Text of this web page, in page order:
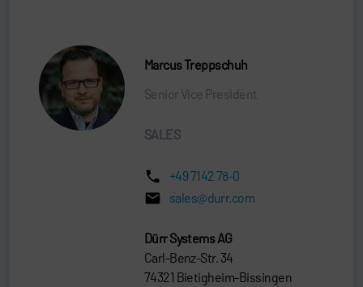
Marcus Treppschuh
Senior Vice President
SALES
+49 7142 78-0
sales@durr.com
Dürr Systems AG
Carl-Benz-Str. 34
74321 Bietigheim-Bissingen